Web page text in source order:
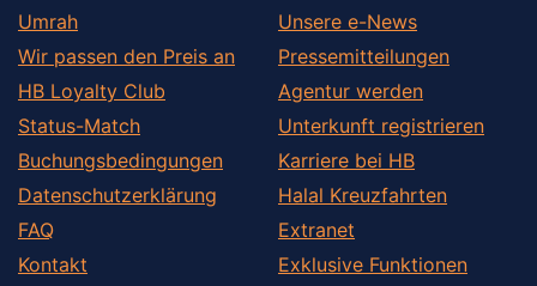
Umrah
Wir passen den Preis an
HB Loyalty Club
Status-Match
Buchungsbedingungen
Datenschutzerklärung
FAQ
Kontakt
Unsere e-News
Pressemitteilungen
Agentur werden
Unterkunft registrieren
Karriere bei HB
Halal Kreuzfahrten
Extranet
Exklusive Funktionen